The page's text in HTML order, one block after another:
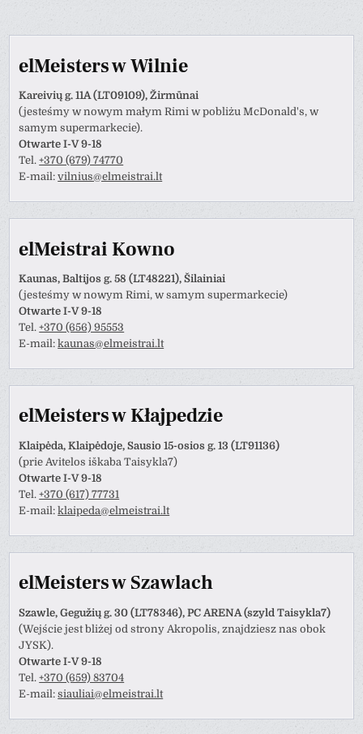
elMeisters w Wilnie
Kareivių g. 11A (LT09109), Žirmūnai
(jesteśmy w nowym małym Rimi w pobliżu McDonald's, w
samym supermarkecie).
Otwarte I-V 9-18
Tel.+370 (679) 74770
E-mail:vilnius@elmeistrai.lt
elMeistrai Kowno
Kaunas, Baltijos g. 58 (LT48221), Šilainiai
(jesteśmy w nowym Rimi, w samym supermarkecie)
Otwarte I-V 9-18
Tel.+370 (656) 95553
E-mail:kaunas@elmeistrai.lt
elMeisters w Kłajpedzie
Klaipėda, Klaipėdoje, Sausio 15-osios g. 13 (LT91136)
(prie Avitelos iškaba Taisykla7)
Otwarte I-V 9-18
Tel.+370 (617) 77731
E-mail:klaipeda@elmeistrai.lt
elMeisters w Szawlach
Szawle, Gegužių g. 30 (LT78346), PC ARENA (szyld Taisykla7)
(Wejście jest bliżej od strony Akropolis, znajdziesz nas obok
JYSK).
Otwarte I-V 9-18
Tel.+370 (659) 83704
E-mail:siauliai@elmeistrai.lt